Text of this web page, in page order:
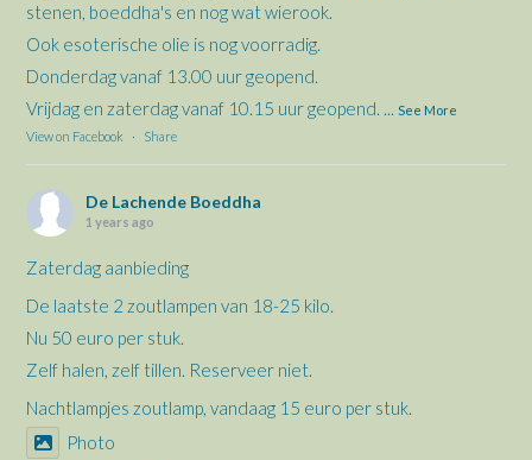
stenen, boeddha's en nog wat wierook.
Ook esoterische olie is nog voorradig.
Donderdag vanaf 13.00 uur geopend.
Vrijdag en zaterdag vanaf 10.15 uur geopend. ... See More
View on Facebook
· Share
De Lachende Boeddha
1 years ago
Zaterdag aanbieding
De laatste 2 zoutlampen van 18-25 kilo.
Nu 50 euro per stuk.
Zelf halen, zelf tillen. Reserveer niet.
Nachtlampjes zoutlamp, vandaag 15 euro per stuk.
Photo